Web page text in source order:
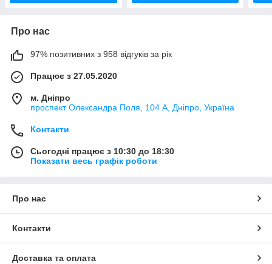
Про нас
97% позитивних з 958 відгуків за рік
Працює з 27.05.2020
м. Дніпро
проспект Олександра Поля, 104 А, Дніпро, Україна
Контакти
Сьогодні працює з 10:30 до 18:30
Показати весь графік роботи
Про нас
Контакти
Доставка та оплата